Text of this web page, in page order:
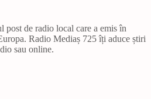
post de radio local care a emis în
Radio Mediaș 725 îți aduce știri
sau online.